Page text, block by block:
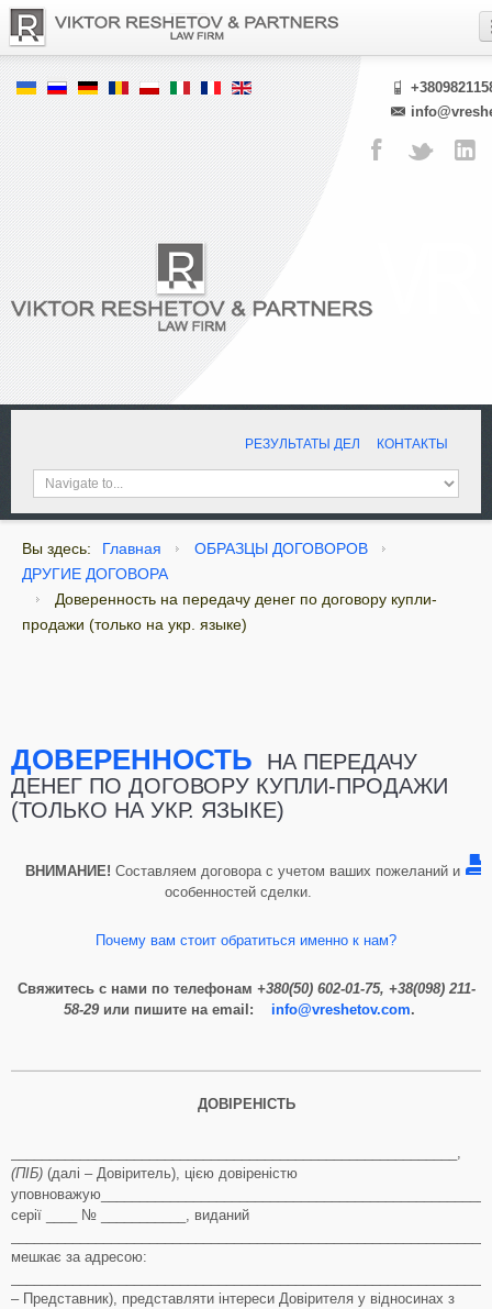
РЕЗУЛЬТАТЫ ДЕЛ КОНТАКТЫ
Вы здесь: Главная
ОБРАЗЦЫ ДОГОВОРОВ
ДРУГИЕ ДОГОВОРА
Доверенность на передачу денег по договору купли-
продажи (только на укр. языке)
ДОВЕРЕННОСТЬ
НА ПЕРЕДАЧУ
ДЕНЕГ ПО ДОГОВОРУ КУПЛИ-ПРОДАЖИ
(ТОЛЬКО НА УКР. ЯЗЫКЕ)
ВНИМАНИЕ! Составляем договора с учетом ваших пожеланий и
особенностей сделки.
Почему вам стоит обратиться именно к нам?
Свяжитесь с нами по телефонам +380(50) 602-01-75, +38(098) 211-
58-29 или пишите на email: info@vreshetov.com.
ДОВІРЕНІСТЬ
__________________________________________________________,
(ПІБ) (далі – Довіритель), цією довіреністю
серії ____ № ___________, виданий
мешкає за адресою:
– Представник), представляти інтереси Довірителя у відносинах з